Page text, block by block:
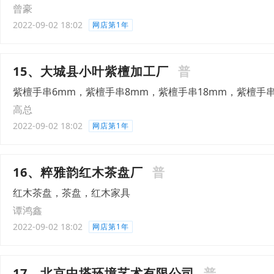
曾豪
2022-09-02 18:02 网店第1年
15、大城县小叶紫檀加工厂 普
紫檀手串6mm，紫檀手串8mm，紫檀手串18mm，紫檀手
高总
2022-09-02 18:02 网店第1年
16、粹雅韵红木茶盘厂 普
红木茶盘，茶盘，红木家具
谭鸿鑫
2022-09-02 18:02 网店第1年